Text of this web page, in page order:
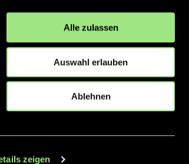
zeigen
Alle zulassen
Auswahl erlauben
Ablehnen
Events, der deutschen Hockey-
Meisterschaften.
DATENSCHUTZERKLÄRUNG
© 2026 hockey.de